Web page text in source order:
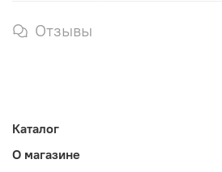
Отзывы
Каталог
О магазине